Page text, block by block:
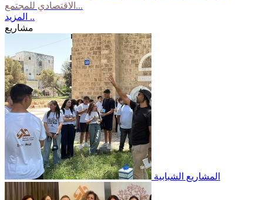
الاقتصادي للمجتمع...
المزيد ..
مشاريع
المشاريع الشبابية